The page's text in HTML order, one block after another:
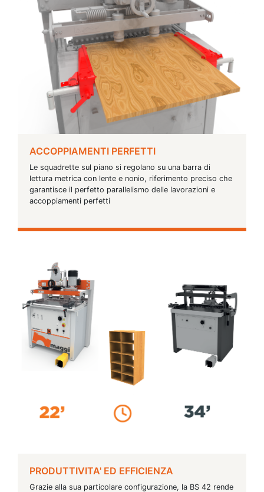
ACCOPPIAMENTI PERFETTI
Le squadrette sul piano si regolano su una barra di
lettura metrica con lente e nonio, riferimento preciso che
garantisce il perfetto parallelismo delle lavorazioni e
accoppiamenti perfetti
PRODUTTIVITA' ED EFFICIENZA
Grazie alla sua particolare configurazione, la BS 42 rende